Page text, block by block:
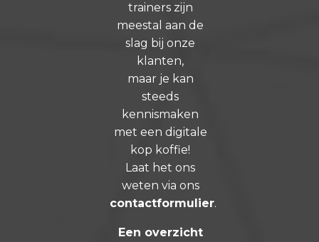
trainers zijn
meestal aan de
slag bij onze
klanten,
maar je kan
steeds
kennismaken
met een digitale
kop koffie!
Laat het ons
weten via ons
contactformulier.
Een overzicht